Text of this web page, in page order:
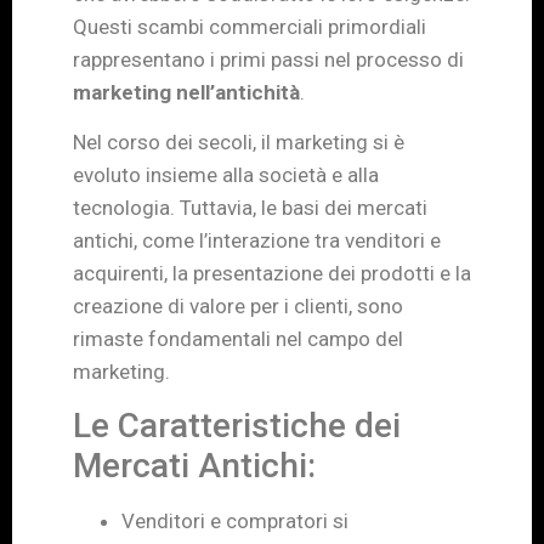
Questi scambi commerciali primordiali
rappresentano i primi passi nel processo di
marketing nell’antichità
Nel corso dei secoli, il marketing si è
evoluto insieme alla società e alla
tecnologia. Tuttavia, le basi dei mercati
antichi, come l’interazione tra venditori e
acquirenti, la presentazione dei prodotti e la
creazione di valore per i clienti, sono
rimaste fondamentali nel campo del
marketing.
Le Caratteristiche dei
Mercati Antichi:
Venditori e compratori si